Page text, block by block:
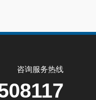
咨询服务热线